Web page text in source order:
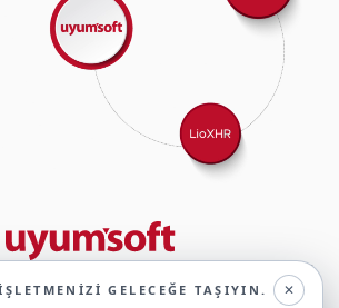
GELECEĞE TAŞIYIN. ✕
birlikte, 350'den fazla iş ortağıyla iş birliği
fazla sektörde faaliyet gösteriyor ve